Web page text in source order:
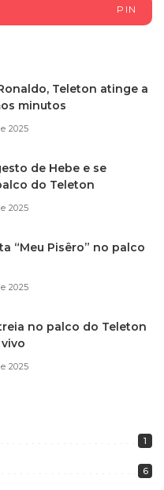
PIN
Teleton atinge a
minutos
2025
de Hebe e se
do Teleton
2025
“Meu Pisêro” no palco
2025
no palco do Teleton
2025
1
6